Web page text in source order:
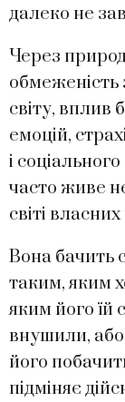
далеко не
Через
обмеженість
світу, вплив
емоцій,
і
часто живе
світі
Вона бачить
таким, яким
яким його їй
внушили, або
його
підміняє